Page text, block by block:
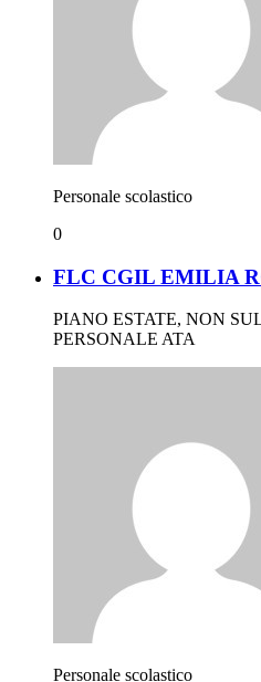
Personale scolastico
0
FLC CGIL EMILIA
PIANO ESTATE, NON
PERSONALE ATA
Personale scolastico